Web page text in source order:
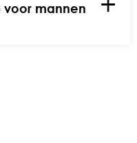
voor mannen